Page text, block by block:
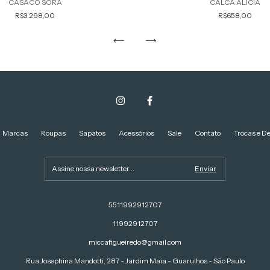
CASACO SORA
R$3.298,00
CALCA ALICIA
R$658,00
Marcas Roupas Sapatos Acessórios Sale Contato Trocas e
5511992912707
11992912707
miccafigueiredo@gmail.com
Rua Josephina Mandotti, 287 - Jardim Maia - Guarulhos - São Paulo